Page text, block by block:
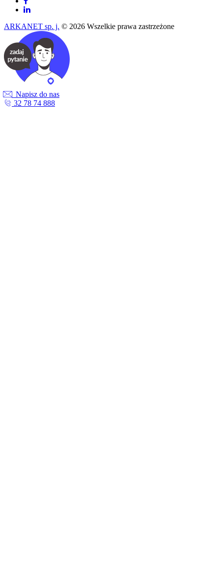
ARKANET sp. j. © 2026 Wszelkie prawa zastrzeżone
Napisz do nas
32 78 74 888